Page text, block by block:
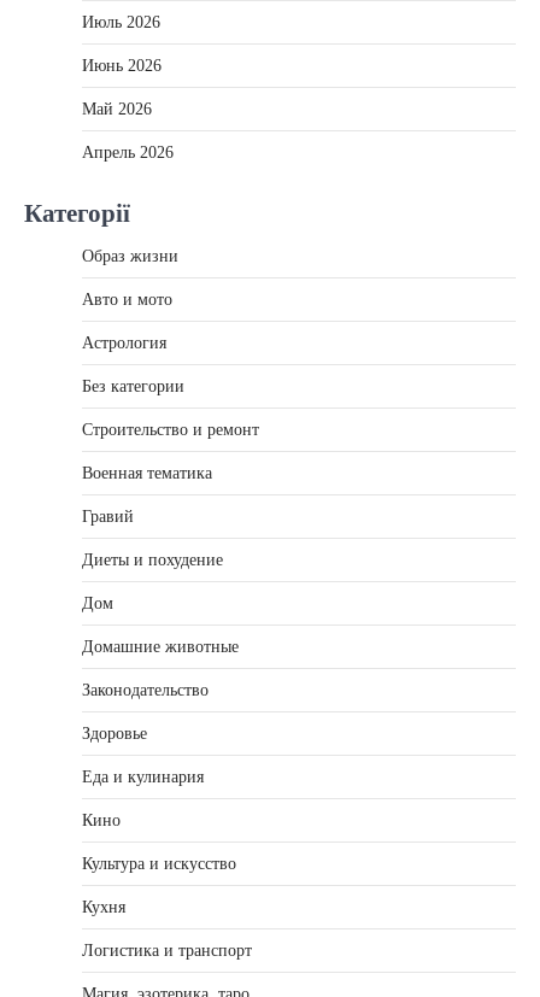
Июль 2026
Июнь 2026
Май 2026
Апрель 2026
Категорії
Образ жизни
Авто и мото
Астрология
Без категории
Строительство и ремонт
Военная тематика
Гравий
Диеты и похудение
Дом
Домашние животные
Законодательство
Здоровье
Еда и кулинария
Кино
Культура и искусство
Кухня
Логистика и транспорт